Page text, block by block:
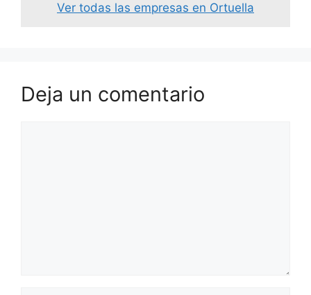
Ver todas las empresas en Ortuella
Deja un comentario